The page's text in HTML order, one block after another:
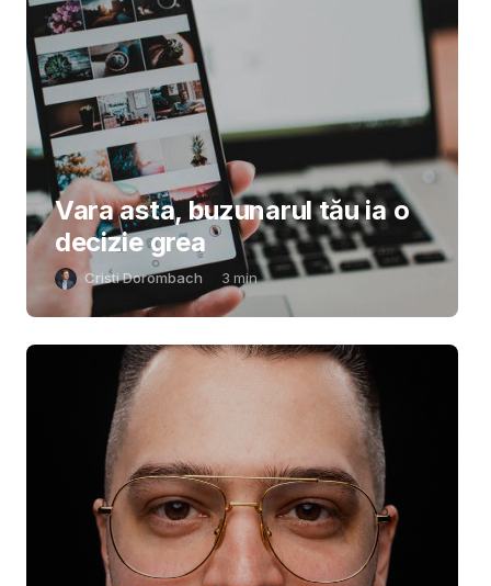
Vara asta, buzunarul tău ia o
decizie grea
Cristi Dorombach 3 min